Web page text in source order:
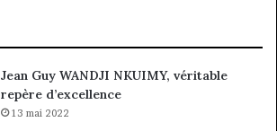
Jean Guy WANDJI NKUIMY, véritable
repère d’excellence
13 mai 2022